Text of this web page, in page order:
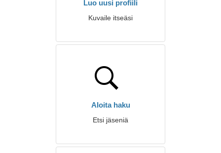
Luo uusi profiili
Kuvaile itseäsi
Aloita haku
Etsi jäseniä